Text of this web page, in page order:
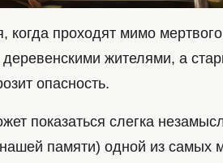
когда проходят мимо
деревенскими жителями, а
опасность.
показаться слегка
памяти) одной из самых